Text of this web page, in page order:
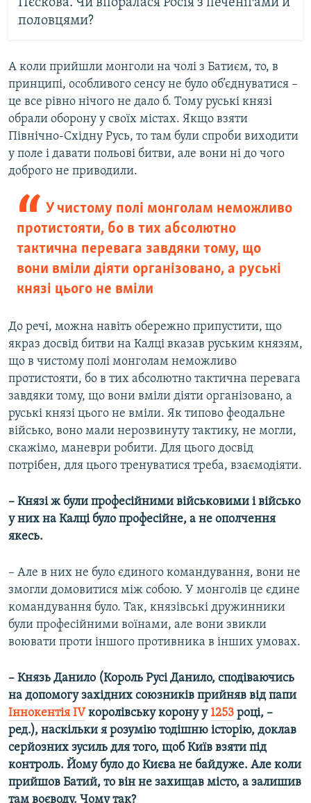
Пєскова. Чи впоралася Росія з печенігами й
половцями?
А коли прийшли монголи на чолі з Батиєм, то, в
принципі, особливого сенсу не було об’єднуватися –
це все рівно нічого не дало б. Тому руські князі
обрали оборону у своїх містах. Якщо взяти
Північно-Східну Русь, то там були спроби виходити
у поле і давати польові битви, але вони ні до чого
доброго не приводили.
У чистому полі монголам неможливо
протистояти, бо в тих абсолютно
тактична перевага завдяки тому, що
вони вміли діяти організовано, а руські
князі цього не вміли
До речі, можна навіть обережно припустити, що
якраз досвід битви на Калці вказав руським князям,
що в чистому полі монголам неможливо
протистояти, бо в тих абсолютно тактична перевага
завдяки тому, що вони вміли діяти організовано, а
руські князі цього не вміли. Як типово феодальне
військо, воно мали нерозвинуту тактику, не могли,
скажімо, маневри робити. Для цього досвід
потрібен, для цього тренуватися треба, взаємодіяти.
– Князі ж були професійними військовими і військо
у них на Калці було професійне, а не ополчення
якесь.
– Але в них не було єдиного командування, вони не
змогли домовитися між собою. У монголів це єдине
командування було. Так, князівські дружинники
були професійними воїнами, але вони звикли
воювати проти іншого противника в інших умовах.
– Князь Данило (Король Русі Данило, сподіваючись
на допомогу західних союзників прийняв від папи
Іннокентія IVкоролівську корону у 1253 році, –
ред.), наскільки я розумію тодішню історію, доклав
серйозних зусиль для того, щоб Київ взяти під
контроль. Йому було до Києва не байдуже. Але коли
прийшов Батий, то він не захищав місто, а залишив
там воєводу. Чому так?